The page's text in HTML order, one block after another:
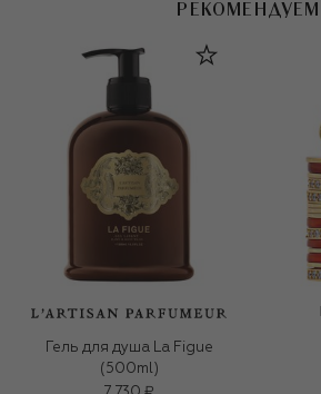
РЕКОМЕНДУЕМ
Гель для душа La Figue
(500ml)